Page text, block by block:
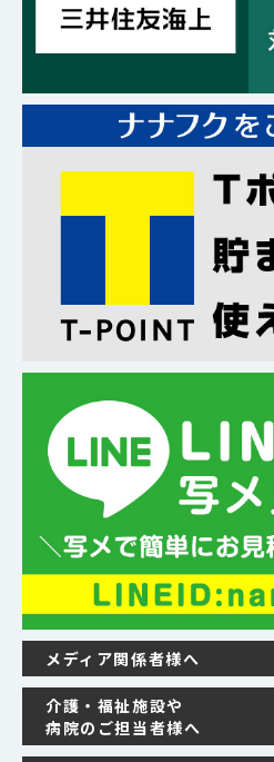
メディア関係者様へ
介護・福祉施設や
病院のご担当者様へ